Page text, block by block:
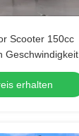
Scooter 150cc
Geschwindigkeit
erhalten